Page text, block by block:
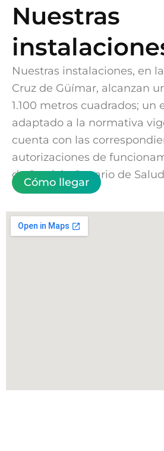
Nuestras
Nuestras instalaciones, en
Cruz de Güímar, alcanzan
1.100 metros cuadrados; un
adaptado a la normativa
cuenta con las
autorizaciones de
de Servicio Canario de
Cómo llegar